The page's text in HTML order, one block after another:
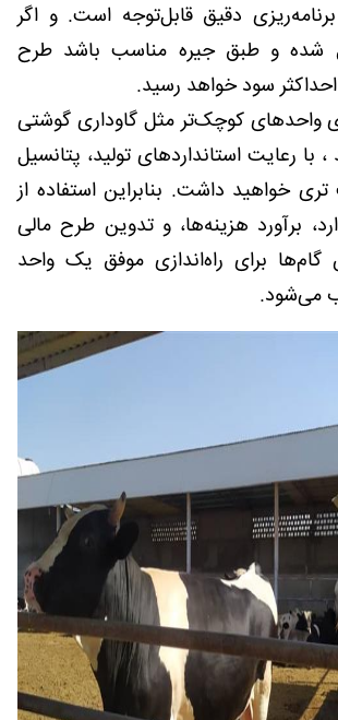
دقیق قابل‌توجه است. و اگر
شده و طبق جیره مناسب باشد طرح
احداکثر سود خواهد رسید.
واحدهای کوچک‌تر مثل گاوداری گوشتی
، با رعایت استانداردهای تولید، پتانسیل
خواهید داشت. بنابراین استفاده از
برآورد هزینه‌ها، و تدوین طرح مالی
گام‌ها برای راه‌اندازی موفق یک واحد
می‌شود.